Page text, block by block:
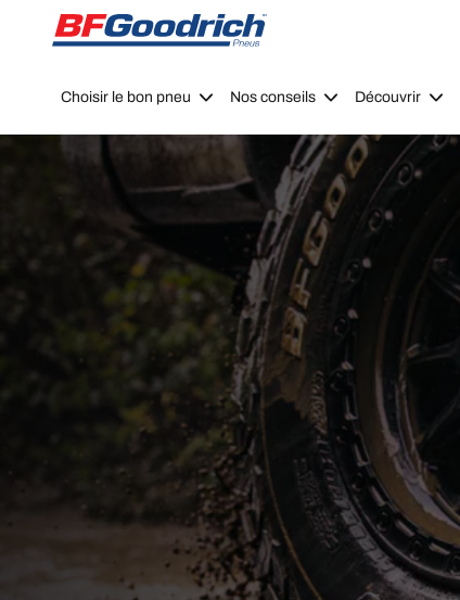
Go to page content
Go to page navigation
Choisir le bon pneu Nos conseils Découvrir